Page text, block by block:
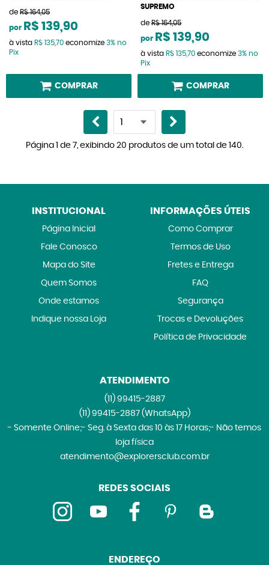
de R$ 164,05
por R$ 139,90
à vista R$ 135,70 economize 3% no
Pix
COMPRAR
SUPREMO
de R$ 164,05
por R$ 139,90
à vista R$ 135,70 economize 3% no
Pix
COMPRAR
Página 1 de 7, exibindo 20 produtos de um total de 140.
INSTITUCIONAL
Página Inicial
Fale Conosco
Mapa do Site
Quem Somos
Onde estamos
Indique nossa Loja
INFORMAÇÕES ÚTEIS
Como Comprar
Termos de Uso
Fretes e Entrega
FAQ
Segurança
Trocas e Devoluções
Política de Privacidade
ATENDIMENTO
(11)99415-2887
(11)99415-2887 (WhatsApp)
- Somente Online;- Seg. à Sexta das 10 às 17 Horas;- Não temos
loja física
atendimento@explorersclub.com.br
REDES SOCIAIS
ENDEREÇO